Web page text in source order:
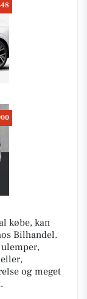
købe, kan
Bilhandel.
og meget